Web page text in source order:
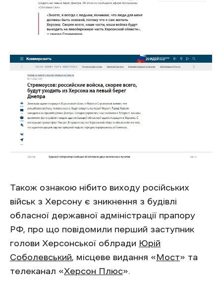
Також ознакою нібито виходу російських
військ з Херсону є зникнення з будівлі
обласної державної адміністрації прапору
РФ, про що повідомили перший заступник
голови Херсонської облради Юрій
Соболевський, місцеве видання «Мост» та
телеканал «Херсон Плюс».